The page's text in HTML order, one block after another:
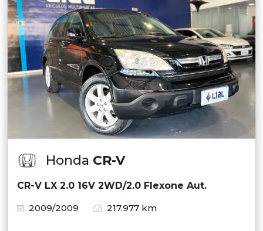
Honda CR-V
CR-V LX 2.0 16V 2WD/2.0 Flexone Aut.
2009/2009
217.977 km